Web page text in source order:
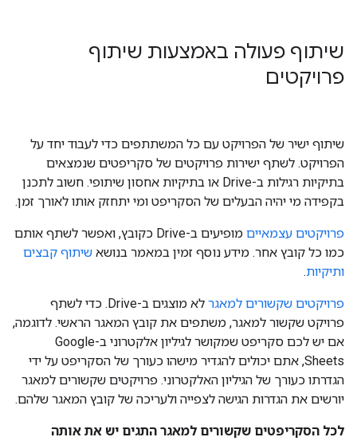
שיתוף פעולה באמצעות שיתוף
פרויקטים
שיתוף ישיר של הפרויקט עם כל המשתתפים כדי לעבוד יחד על
הפרויקט. לשתף ישירות פרויקטים של סקריפטים שנמצאים
בתיקיות רגילות ב-Drive או בתיקיות אחסון שיתופי. חשוב לתכנן
בקפידה מי יהיה הבעלים של הסקריפט ומי יתחזק אותו לאורך זמן.
פרויקטים עצמאיים
מופיעים ב-Drive כקובץ, ואפשר לשתף אותם
כמו כל קובץ אחר. מידע נוסף זמין במאמר בנושא שיתוף קבצים
ותיקיות.
פרויקטים שקשורים למאגר
לא מוצגים ב-Drive. כדי לשתף
פרויקט שקשור למאגר, משתפים את קובץ המאגר הראשי. לדוגמה,
אם יש לכם סקריפט שמקושר לגיליון אלקטרוני ב-Google
Sheets, אתם יכולים להגדיר מישהו כעורך של הסקריפט על ידי
הגדרתו כעורך של הגיליון האלקטרוני. פרויקטים שקשורים למאגר
יורשים את הגדרות הגישה לצפייה ולעריכה של קובץ המאגר שלהם.
לכל הסקריפטים שקשורים למאגר התגים יש את אותה